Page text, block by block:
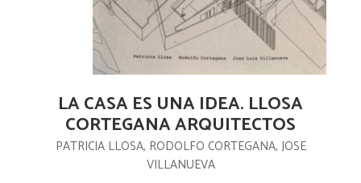
LA CASA ES UNA IDEA. LLOSA
CORTEGANA ARQUITECTOS
PATRICIA LLOSA, RODOLFO CORTEGANA, JOSE
VILLANUEVA